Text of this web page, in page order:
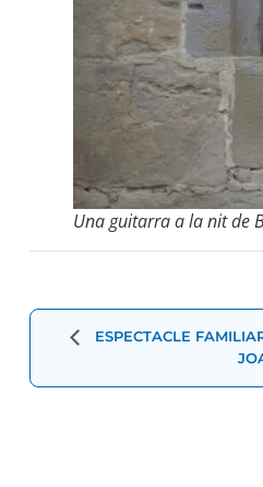
Una guitarra a la nit de
Navegació
ESPECTACLE